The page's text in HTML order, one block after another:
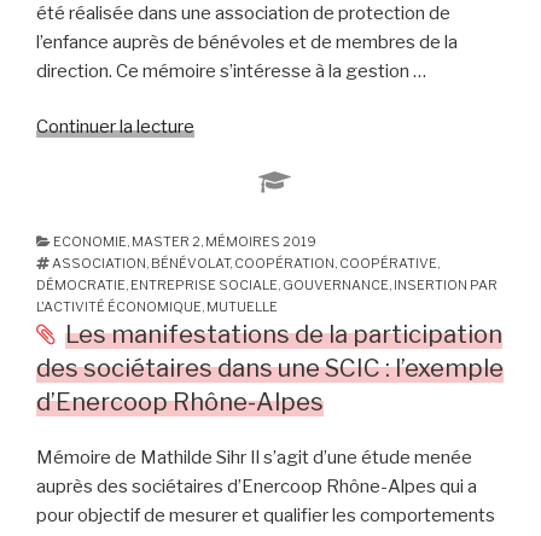
été réalisée dans une association de protection de
l’enfance auprès de bénévoles et de membres de la
direction. Ce mémoire s’intéresse à la gestion …
Continuer la lecture
:
le
défi
du
monde
associatif »
ECONOMIE, MASTER 2, MÉMOIRES 2019
ASSOCIATION, BÉNÉVOLAT, COOPÉRATION, COOPÉRATIVE,
DÉMOCRATIE, ENTREPRISE SOCIALE, GOUVERNANCE, INSERTION PAR
L'ACTIVITÉ ÉCONOMIQUE, MUTUELLE
Les manifestations de la participation
des sociétaires dans une SCIC : l’exemple
d’Enercoop Rhône-Alpes
Mémoire de Mathilde Sihr Il s’agit d’une étude menée
auprès des sociétaires d’Enercoop Rhône-Alpes qui a
pour objectif de mesurer et qualifier les comportements